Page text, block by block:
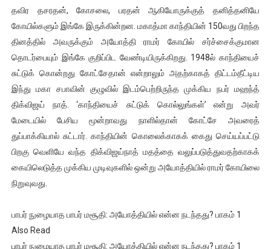
தவிர தசரதன், கோசலை, பரதன் ஆகியோருக்குத் தனித்தனியே
கோயில்களும் இங்கே இருக்கின்றன. மகாத்மா காந்தியின் 150வது பிறந்த
தினத்தில் அவருக்கும் அயோத்தி ராமர் கோயில் சர்ச்சைக்குமான
தொடர்பையும் இங்கே குறிப்பிட வேண்டியிருக்கிறது. 1948ல் காந்தியைச்
சுட்டுக் கொன்றது கோட்சேதான் என்றாலும் அதற்காகத் திட்டம்தீட்டிய
இந்து மகா சபாவின் குழுவில் இடம்பெற்றிருந்த முக்கிய நபர் மஹந்த்
திக்விஜய் நாத். ‘காந்தியைச் சுட்டுக் கொல்லுங்கள்’ என்று அவர்
மேடையில் பேசிய மூன்றாவது நாளில்தான் கோட்சே அவரைத்
துப்பாக்கியால் சுட்டார். காந்தியின் கொலைக்காகக் கைது செய்யப்பட்டு
பிறகு வெளியே வந்த திக்விஜய்நாத் மதத்தை வலுப்படுத்துவதற்காகக்
கையிலெடுத்த முக்கிய முடிவுகளில் ஒன்று அயோத்தியில் ராமர் கோயிலை
நிறுவுவது.
பாபர் நுழையாத பாபர் மசூதி: அயோத்தியில் என்ன நடந்தது? பாகம் 1
Also Read
பாபர் நுழையாத பாபர் மசூதி: அயோத்தியில் என்ன நடந்தது? பாகம் 1